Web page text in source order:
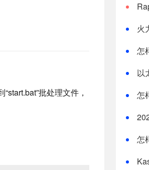
批处理文件，
火
怎
以
怎
怎